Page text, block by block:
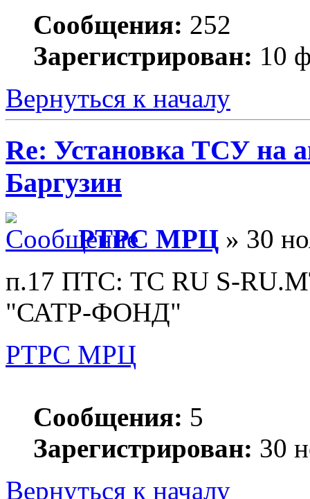
Сообщения: 252
Зарегистрирован: 10
Вернуться к началу
Re: Установка ТСУ на
Баргузин
РТРС МРЦ » 30
п.17 ПТС: ТС RU S-
"САТР-ФОНД"
РТРС МРЦ
Сообщения: 5
Зарегистрирован: 30
Вернуться к началу